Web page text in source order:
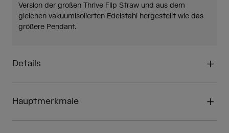
Version der großen Thrive Flip Straw und aus dem
gleichen vakuumisolierten Edelstahl hergestellt wie das
größere Pendant.
Details
Hauptmerkmale